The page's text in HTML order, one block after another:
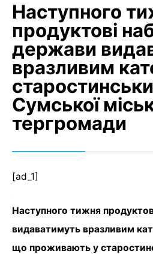
Наступного
продуктові
держави
вразливим
Сумської
тергромади
[ad_1]
Наступного тижня
видаватимуть вразливим
що проживають у